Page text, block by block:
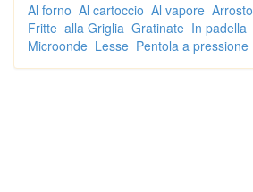
Al forno Al cartoccio Al vapore Arrosto
Fritte alla Griglia Gratinate In padella
Microonde Lesse Pentola a pressione